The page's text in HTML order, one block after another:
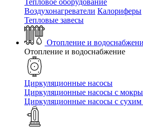
Тепловое оборудование
Воздухонагреватели Калориферы
Тепловые завесы
Отопление и
Отопление и водоснабжение
Циркуляционные насосы
Циркуляционные насосы с
Циркуляционные насосы с сухим